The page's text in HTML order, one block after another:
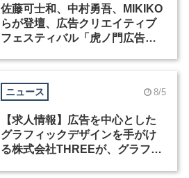
佐藤可士和、中村勇吾、MIKIKO
らが登壇、広告クリエイティブ
フェスティバル「虎ノ門広告
ニュース 8/5
【求人情報】広告を中心とした
グラフィックデザインを手がけ
る株式会社THREEが、グラフィ